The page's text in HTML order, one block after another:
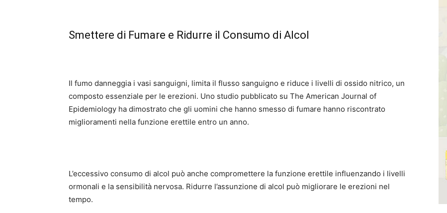
Smettere di Fumare e Ridurre il Consumo di Alcol
Il fumo danneggia i vasi sanguigni, limita il flusso sanguigno e riduce i livelli di ossido nitrico, un
composto essenziale per le erezioni. Uno studio pubblicato su The American Journal of
Epidemiology ha dimostrato che gli uomini che hanno smesso di fumare hanno riscontrato
miglioramenti nella funzione erettile entro un anno.
L’eccessivo consumo di alcol può anche compromettere la funzione erettile influenzando i livelli
ormonali e la sensibilità nervosa. Ridurre l’assunzione di alcol può migliorare le erezioni nel
tempo.